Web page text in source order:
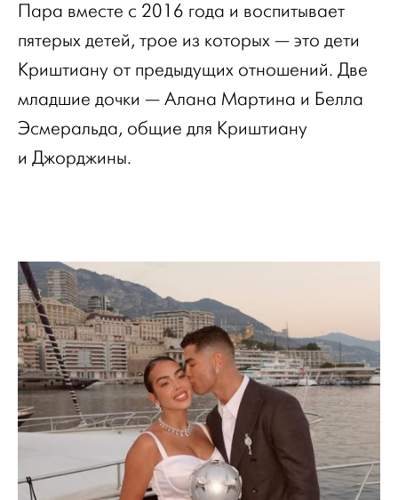
Пара вместе с 2016 года и воспитывает
пятерых детей, трое из которых — это дети
Криштиану от предыдущих отношений. Две
младшие дочки — Алана Мартина и Белла
Эсмеральда, общие для Криштиану
и Джорджины.